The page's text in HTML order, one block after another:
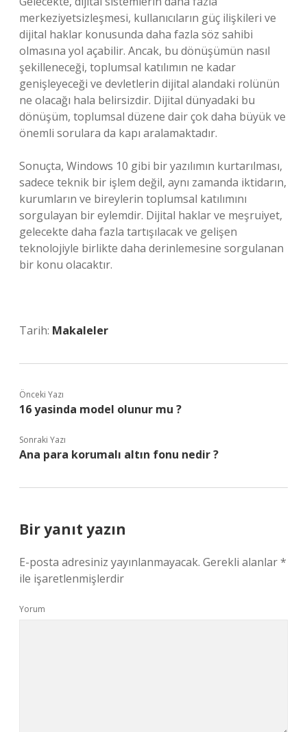
merkeziyetsizleşmesi, kullanıcıların güç ilişkileri ve
dijital haklar konusunda daha fazla söz sahibi
olmasına yol açabilir. Ancak, bu dönüşümün nasıl
şekilleneceği, toplumsal katılımın ne kadar
genişleyeceği ve devletlerin dijital alandaki rolünün
ne olacağı hala belirsizdir. Dijital dünyadaki bu
dönüşüm, toplumsal düzene dair çok daha büyük ve
önemli sorulara da kapı aralamaktadır.
Sonuçta, Windows 10 gibi bir yazılımın kurtarılması,
sadece teknik bir işlem değil, aynı zamanda iktidarın,
kurumların ve bireylerin toplumsal katılımını
sorgulayan bir eylemdir. Dijital haklar ve meşruiyet,
gelecekte daha fazla tartışılacak ve gelişen
teknolojiyle birlikte daha derinlemesine sorgulanan
bir konu olacaktır.
Tarih: Makaleler
Önceki Yazı
16 yasinda model olunur mu ?
Sonraki Yazı
Ana para korumalı altın fonu nedir ?
Bir yanıt yazın
E-posta adresiniz yayınlanmayacak. Gerekli alanlar*
ile işaretlenmişlerdir
Yorum